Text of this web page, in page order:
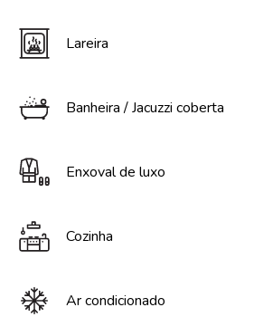
Lareira
Banheira / Jacuzzi coberta
Enxoval de luxo
Cozinha
Ar condicionado